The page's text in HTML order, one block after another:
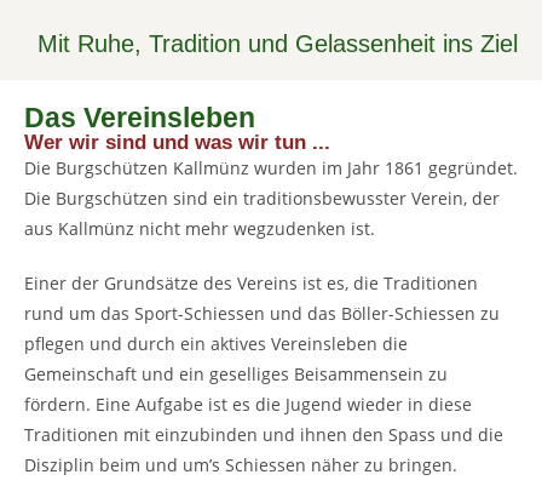
Mit Ruhe, Tradition und Gelassenheit ins Ziel
Das Vereinsleben
Wer wir sind und was wir tun ...
Die Burgschützen Kallmünz wurden im Jahr 1861 gegründet.
Die Burgschützen sind ein traditionsbewusster Verein, der
aus Kallmünz nicht mehr wegzudenken ist.
Einer der Grundsätze des Vereins ist es, die Traditionen
rund um das Sport-Schiessen und das Böller-Schiessen zu
pflegen und durch ein aktives Vereinsleben die
Gemeinschaft und ein geselliges Beisammensein zu
fördern. Eine Aufgabe ist es die Jugend wieder in diese
Traditionen mit einzubinden und ihnen den Spass und die
Disziplin beim und um’s Schiessen näher zu bringen.